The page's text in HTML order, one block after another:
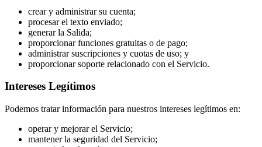
crear y administrar su cuenta;
procesar el texto enviado;
generar la Salida;
proporcionar funciones gratuitas o de pago;
administrar suscripciones y cuotas de uso; y
proporcionar soporte relacionado con el Servicio.
Intereses Legítimos
Podemos tratar información para nuestros intereses legítimos en:
operar y mejorar el Servicio;
mantener la seguridad del Servicio;